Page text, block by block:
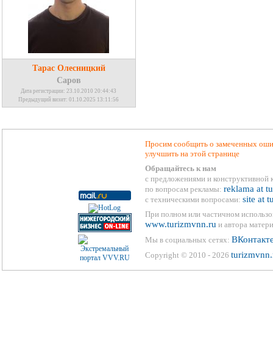
Тарас Олесницкий
Саров
Дата регистрации: 23.10.2010 20:44:43
Предыдущий визит: 01.10.2025 13:11:56
Просим сообщить о замеченных
улучшить на этой странице
Обращайтесь к нам
с предложениями и конструктивной
по вопросам рекламы: reklama at
с техническими вопросами: site at
При полном или частичном
www.turizmvnn.ru и автора
Мы в социальных сетях:
Copyright © 2010 - 2026